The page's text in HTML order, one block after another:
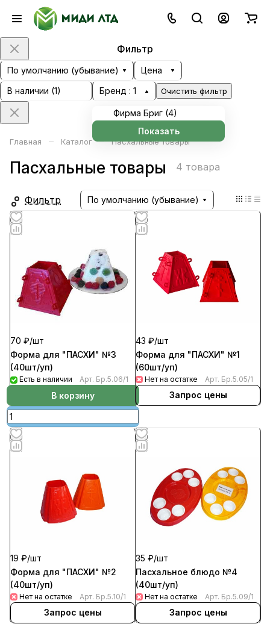
Фильтр
По умолчанию (убывание)
Цена
В наличии (1) Бренд : 1
Фирма Бриг (4)
Показать
Очистить фильтр
Главная – Каталог – Пасхальные товары
Пасхальные товары 4 товара
Фильтр По умолчанию (убывание)
70 ₽/шт
Форма для "ПАСХИ" №3
(40шт/уп)
Есть в наличии Арт. Бр.5.06/1
В корзину
43 ₽/шт
Форма для "ПАСХИ" №1
(60шт/уп)
Нет на остатке Арт. Бр.5.05/1
Запрос цены
19 ₽/шт
Форма для "ПАСХИ" №2
(40шт/уп)
Нет на остатке Арт. Бр.5.10/1
Запрос цены
35 ₽/шт
Пасхальное блюдо №4
(40шт/уп)
Нет на остатке Арт. Бр.5.09/1
Запрос цены